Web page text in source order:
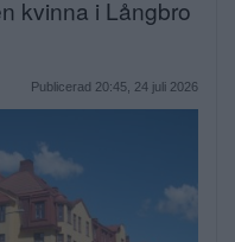
kvinna i Långbro
Publicerad 20:45, 24 juli 2026